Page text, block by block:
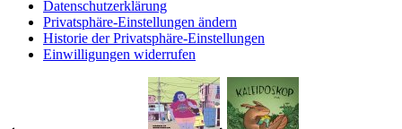
Datenschutzerklärung
Privatsphäre-Einstellungen ändern
Historie der Privatsphäre-Einstellungen
Einwilligungen widerrufen